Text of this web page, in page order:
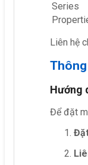
Series
Liên hệ
Hướng
Để đặt